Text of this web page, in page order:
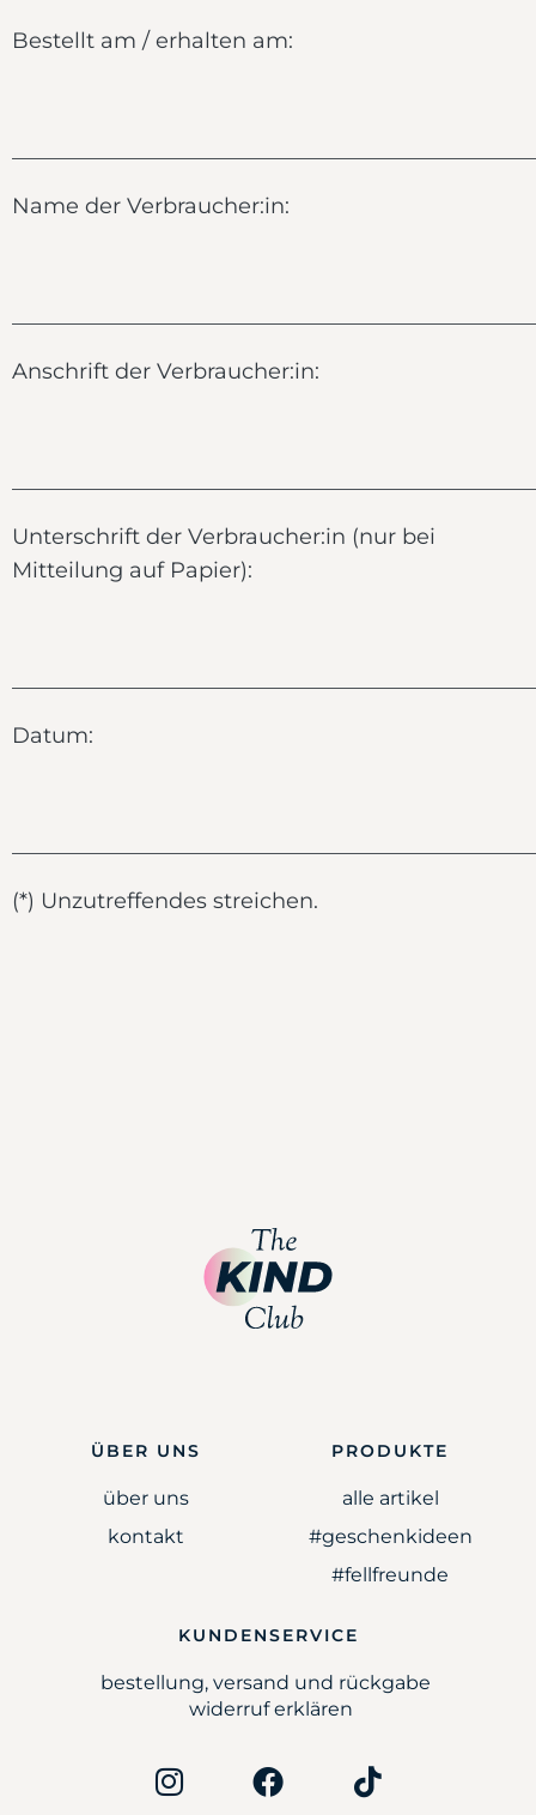
Bestellt am / erhalten am:
Name der Verbraucher:in:
Anschrift der Verbraucher:in:
Unterschrift der Verbraucher:in (nur bei
Mitteilung auf Papier):
Datum:
(*) Unzutreffendes streichen.
ÜBER UNS
über uns
kontakt
PRODUKTE
alle artikel
#geschenkideen
#fellfreunde
KUNDENSERVICE
bestellung, versand und rückgabe
widerruf erklären